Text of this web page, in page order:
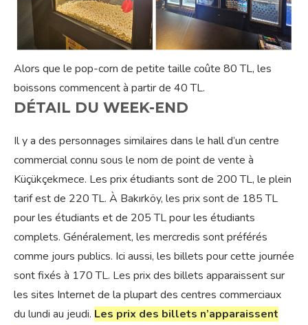
Alors que le pop-corn de petite taille coûte 80 TL, les
boissons commencent à partir de 40 TL.
DÉTAIL DU WEEK-END
Il y a des personnages similaires dans le hall d’un centre
commercial connu sous le nom de point de vente à
Küçükçekmece. Les prix étudiants sont de 200 TL, le plein
tarif est de 220 TL. À Bakırköy, les prix sont de 185 TL
pour les étudiants et de 205 TL pour les étudiants
complets. Généralement, les mercredis sont préférés
comme jours publics. Ici aussi, les billets pour cette journée
sont fixés à 170 TL. Les prix des billets apparaissent sur
les sites Internet de la plupart des centres commerciaux
du lundi au jeudi. Les prix des billets n’apparaissent